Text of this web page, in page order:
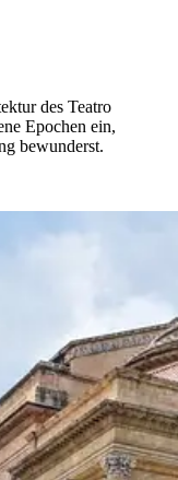
des Teatro
Epochen ein,
bewunderst.